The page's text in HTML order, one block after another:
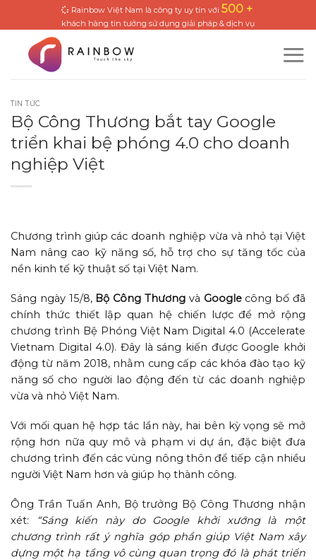
content
Rainbow Việt Nam là công ty uy tín với 500 +
khách hàng tin tưởng sử dụng giải pháp & dịch vụ
TIN TỨC
Bộ Công Thương bắt tay Google
triển khai bệ phóng 4.0 cho doanh
nghiệp Việt
Chương trình giúp các doanh nghiệp vừa và nhỏ tại Việt
Nam nâng cao kỹ năng số, hỗ trợ cho sự tăng tốc của
nền kinh tế kỹ thuật số tại Việt Nam.
Sáng ngày 15/8, Bộ Công Thương và Googlecông bố đã
chính thức thiết lập quan hệ chiến lược để mở rộng
chương trình Bệ Phóng Việt Nam Digital 4.0 (Accelerate
Vietnam Digital 4.0). Đây là sáng kiến được Google khởi
động từ năm 2018, nhằm cung cấp các khóa đào tạo kỹ
năng số cho người lao động đến từ các doanh nghiệp
vừa và nhỏ Việt Nam.
Với mối quan hệ hợp tác lần này, hai bên kỳ vọng sẽ mở
rộng hơn nữa quy mô và phạm vi dự án, đặc biệt đưa
chương trình đến các vùng nông thôn để tiếp cận nhiều
người Việt Nam hơn và giúp họ thành công.
Ông Trần Tuấn Anh, Bộ trưởng Bộ Công Thương nhận
xét:
“Sáng kiến này do Google khởi xướng là một
chương trình rất ý nghĩa góp phần giúp Việt Nam xây
dựng một hạ tầng vô cùng quan trọng đó là phát triển